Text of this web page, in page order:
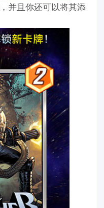
并且你还可以将其添